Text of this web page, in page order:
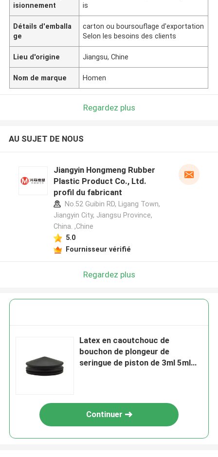
isionnement
is
Détails d'emballa
ge
carton ou boursouflage d'exportation
Selon les besoins des clients
Lieu d'origine Jiangsu, Chine
Nom de marque Homen
Regardez plus
AU SUJET DE NOUS
Jiangyin Hongmeng Rubber
Plastic Product Co., Ltd.
profil du fabricant
No.52 Guibin RD, Ligang Town,
Jiangyin City, Jiangsu Province,
China. ,Chine
5.0
Fournisseur vérifié
Regardez plus
Latex en caoutchouc de
bouchon de plongeur de
seringue de piston de 3ml 5ml
Continuer